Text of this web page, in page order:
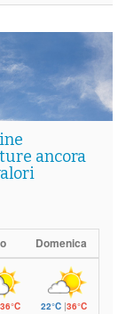
ancora
Domenica
36°C 22°C |36°C